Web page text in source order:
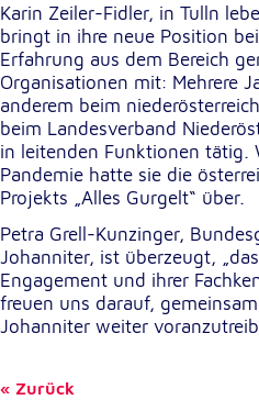
Karin Zeiler-Fidler, in Tulln
bringt in ihre neue Position
Erfahrung aus dem Bereich
Organisationen mit: Mehrere
anderem beim
beim Landesverband
in leitenden Funktionen tätig.
Pandemie hatte sie die
Projekts „Alles Gurgelt“ über.
Petra Grell-Kunzinger,
Johanniter, ist überzeugt,
Engagement und ihrer
freuen uns darauf,
Johanniter weiter
Zurück
YouTube
Anbieter:
Google LLC
Zweck:
Einbinden und Anzeigen
Google Maps
Name:
NID
Anbieter: